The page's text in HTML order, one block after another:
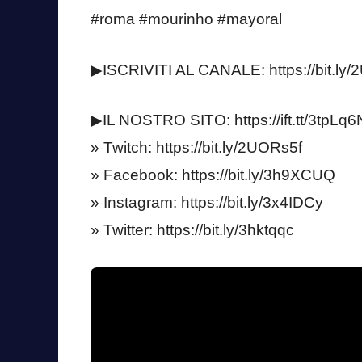
#roma #mourinho #mayoral
▶ISCRIVITI AL CANALE: https://bit.ly/
▶IL NOSTRO SITO: https://ift.tt/
» Twitch: https://bit.ly/2UORs5f
» Facebook: https://bit.ly/3h9XCUQ
» Instagram: https://bit.ly/3x4IDCy
» Twitter: https://bit.ly/3hktqqc